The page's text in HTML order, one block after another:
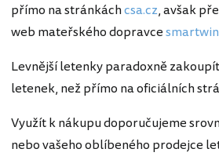
přímo na stránkáchcsa.cz, avšak
web mateřského dopravce
Levnější letenky paradoxně
letenek, než přímo na oficiálních
Využít k nákupu doporučujeme
nebo vašeho oblíbeného prodejce